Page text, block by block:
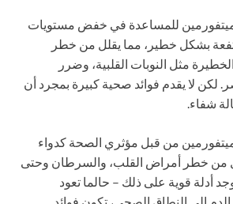
للمساعدة في خفض مستويات
بشكل خطير، مما يقلل من خطر
مثل النوبات القلبية، وضرر
لكن لا يقدم فوائد صحية كبيرة بمجرد أن
شفاء.
من قبل مؤثري الصحة كدواء
من خطر أمراض القلب، والسرطان وحتى
أدلة قوية على ذلك – حالما تعود